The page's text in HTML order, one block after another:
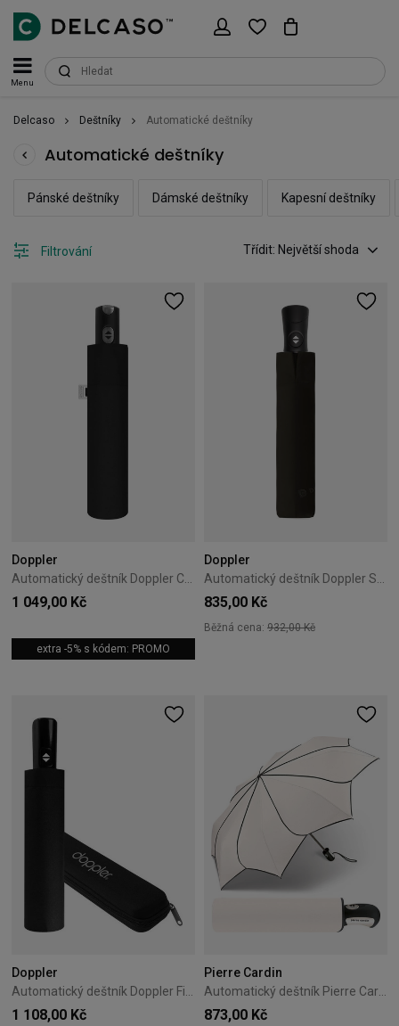
Menu
Delcaso Deštníky Automatické deštníky
Automatické deštníky
Pánské deštníky Dámské deštníky Kapesní deštníky
Třídit: Největší shoda
Filtrování
Doppler
1 049,00 Kč
extra -5% s kódem: PROMO
Doppler
835,00 Kč
Běžná cena: 932,00 Kč
Doppler
Automatický deštník Doppler Fiber Magic Major černý
1 108,00 Kč
Pierre Cardin
Automatický deštník Pierre Cardin Sunflower B\&W 01
873,00 Kč